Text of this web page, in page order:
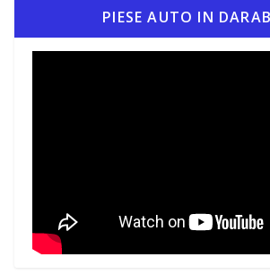
PIESE AUTO IN